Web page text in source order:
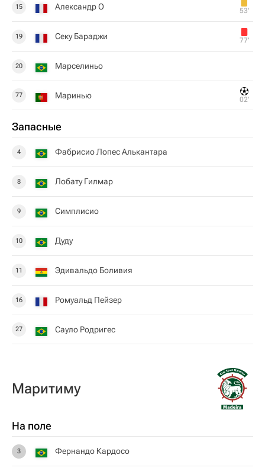
15 Александр О 53‎’‎
19 Секу Бараджи 77‎’‎
20 Марселиньо
77 Маринью 02‎’‎
Запасные
4 Фабрисио Лопес Алькантара
8 Лобату Гилмар
9 Симплисио
10 Дуду
11 Эдивальдо Боливия
16 Ромуальд Пейзер
27 Сауло Родригес
Маритиму
На поле
3 Фернандо Кардосо